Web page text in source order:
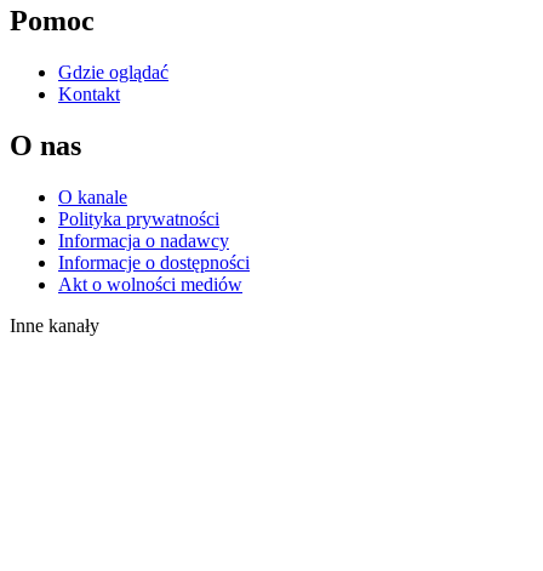
Pomoc
Gdzie oglądać
Kontakt
O nas
O kanale
Polityka prywatności
Informacja o nadawcy
Informacje o dostępności
Akt o wolności mediów
Inne kanały